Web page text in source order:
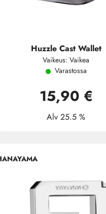
Huzzle Cast Wallet
Vaikeus: Vaikea
Varastossa
15,90 €
Alv 25.5 %